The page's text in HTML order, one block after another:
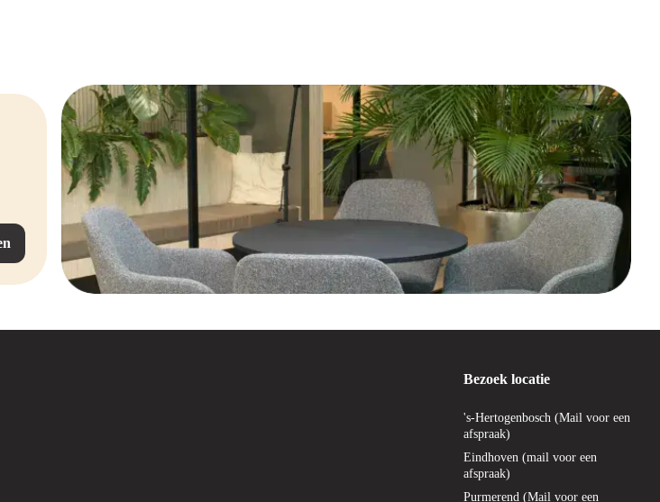
dat je onderuit zakt of onrustig gaat zitten tijdens een langdurige vergadering.
uitstraling aan je vergaderruimte of conferentiezaal. Of je nu gaat voor een strak, modern design of juist voor een meer
in verschillende materialen en afwerkingen.
verantwoorde keuze
keuze maken voor de toekomst? Dan zijn duurzame vergaderstoelen een slimme investering. Bij Offeco vinden
en bijdragen aan een circulaire economie.
laten meenemen. Wij knappen deze producten op voor hergebruik of doneren ze als ze niet meer worden verkocht.
refurbished bureaustoel.
exemplaren nodig hebt voor een complete vergaderruimte, bij Offeco ben je aan het juiste adres. Ontdek ons
en maak jouw werkplek helemaal compleet. Bestel direct online of neem contact met ons op voor vrijblijvend advies.
Bezoek locatie
's-Hertogenbosch (Mail voor een
afspraak)
Eindhoven (mail voor een
afspraak)
Purmerend (Mail voor een